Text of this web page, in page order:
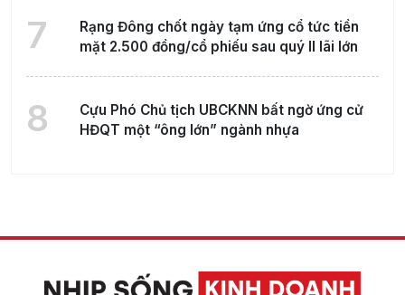
7
Rạng Đông chốt ngày tạm ứng cổ tức tiền
mặt 2.500 đồng/cổ phiếu sau quý II lãi lớn
8
Cựu Phó Chủ tịch UBCKNN bất ngờ ứng cử
HĐQT một “ông lớn” ngành nhựa